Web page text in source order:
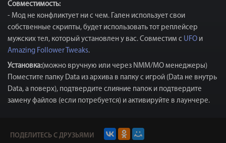
Совместимость:
- Мод не конфликтует ни с чем. Гален использует свои
собственные скрипты, будет использовать тот реплейсер
мужских тел, который установлен у вас. Совместим с UFO и
Amazing Follower Tweaks.
Установка:(можно вручную или через NMM/MO менеджеры)
Поместите папку Data из архива в папку с игрой (Data не внутрь
Data, а поверх), подтвердите слияние папок и подтвердите
замену файлов (если потребуется) и активируйте в лаунчере.
ПОДЕЛИТЕСЬ С ДРУЗЬЯМИ